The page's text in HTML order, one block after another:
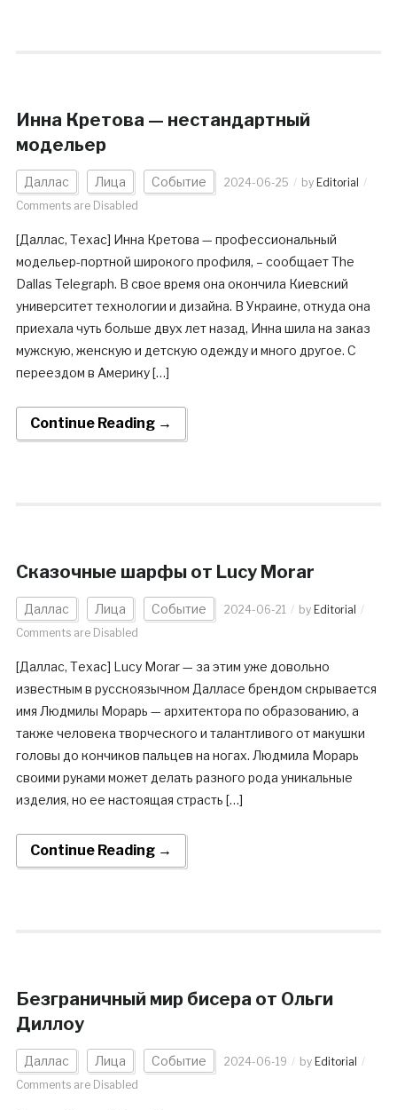
Инна Кретова — нестандартный
модельер
Даллас Лица Событие 2024-06-25 by Editorial
Comments are Disabled
[Даллас, Техас] Инна Кретова — профессиональный
модельер-портной широкого профиля, – сообщает The
Dallas Telegraph. В свое время она окончила Киевский
университет технологии и дизайна. В Украине, откуда она
приехала чуть больше двух лет назад, Инна шила на заказ
мужскую, женскую и детскую одежду и много другое. С
переездом в Америку […]
Continue Reading →
Сказочные шарфы от Lucy Morar
Даллас Лица Событие 2024-06-21 by Editorial
Comments are Disabled
[Даллас, Техас] Lucy Morar — за этим уже довольно
известным в русскоязычном Далласе брендом скрывается
имя Людмилы Морарь — архитектора по образованию, а
также человека творческого и талантливого от макушки
головы до кончиков пальцев на ногах. Людмила Морарь
своими руками может делать разного рода уникальные
изделия, но ее настоящая страсть […]
Continue Reading →
Безграничный мир бисера от Ольги
Диллоу
Даллас Лица Событие 2024-06-19 by Editorial
Comments are Disabled